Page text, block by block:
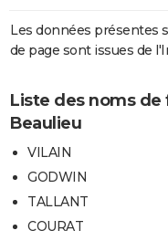
Les données présentes
de page sont issues de
Liste des noms
Beaulieu
VILAIN
GODWIN
TALLANT
COURAT